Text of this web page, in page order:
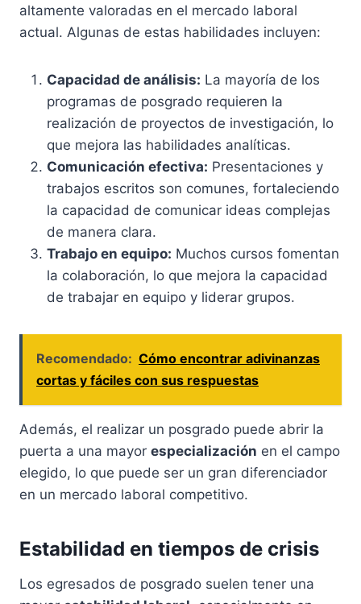
altamente valoradas en el mercado laboral
actual. Algunas de estas habilidades incluyen:
Capacidad de análisis: La mayoría de los
programas de posgrado requieren la
realización de proyectos de investigación, lo
que mejora las habilidades analíticas.
Comunicación efectiva: Presentaciones y
trabajos escritos son comunes, fortaleciendo
la capacidad de comunicar ideas complejas
de manera clara.
Trabajo en equipo: Muchos cursos fomentan
la colaboración, lo que mejora la capacidad
de trabajar en equipo y liderar grupos.
Recomendado: Cómo encontrar adivinanzas
cortas y fáciles con sus respuestas
Además, el realizar un posgrado puede abrir la
puerta a una mayor especialización en el campo
elegido, lo que puede ser un gran diferenciador
en un mercado laboral competitivo.
Estabilidad en tiempos de crisis
Los egresados de posgrado suelen tener una